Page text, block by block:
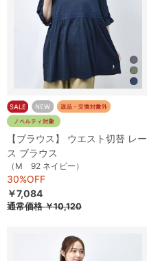
【ブラウス】 ウエスト切替 レー
ス ブラウス
（M 92 ネイビー）
30%OFF
￥7,084
通常価格￥10,120